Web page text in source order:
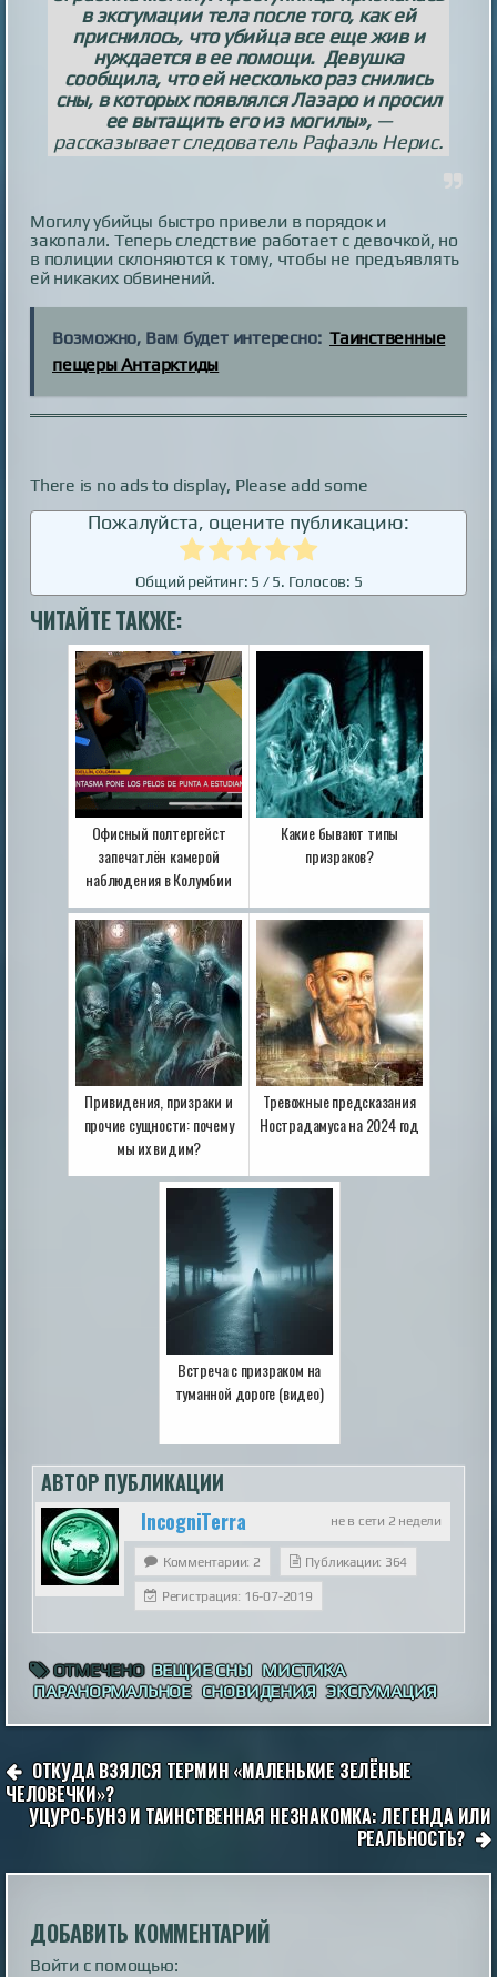
в эксгумации тела после того, как ей
приснилось, что убийца все еще жив и
нуждается в ее помощи. Девушка
сообщила, что ей несколько раз снились
сны, в которых появлялся Лазаро и просил
ее вытащить его из могилы»,—
рассказывает следователь Рафаэль Нерис.
Могилу убийцы быстро привели в порядок и
закопали. Теперь следствие работает с девочкой, но
в полиции склоняются к тому, чтобы не предъявлять
ей никаких обвинений.
Возможно, Вам будет интересно: Таинственные
пещеры Антарктиды
There is no ads to display, Please add some
Пожалуйста, оцените публикацию:
Общий рейтинг: 5 / 5. Голосов: 5
ЧИТАЙТЕ ТАКЖЕ:
Офисный полтергейст
запечатлён камерой
наблюдения в Колумбии
Какие бывают типы
призраков?
Привидения, призраки и
прочие сущности: почему
мы их видим?
Тревожные предсказания
Нострадамуса на 2024 год
Встреча с призраком на
туманной дороге (видео)
АВТОР ПУБЛИКАЦИИ
не в сети 2 недели
IncogniTerra
Комментарии: 2 Публикации: 364
Регистрация: 16-07-2019
ОТМЕЧЕНО ВЕЩИЕ СНЫ МИСТИКА
ПАРАНОРМАЛЬНОЕ СНОВИДЕНИЯ ЭКСГУМАЦИЯ
НАВИГАЦИЯ
ПО
ЗАПИСЯМ
ОТКУДА ВЗЯЛСЯ ТЕРМИН «МАЛЕНЬКИЕ ЗЕЛЁНЫЕ
ЧЕЛОВЕЧКИ»?
УЦУРО-БУНЭ И ТАИНСТВЕННАЯ НЕЗНАКОМКА: ЛЕГЕНДА ИЛИ
РЕАЛЬНОСТЬ?
ДОБАВИТЬ КОММЕНТАРИЙ
Войти с помощью: